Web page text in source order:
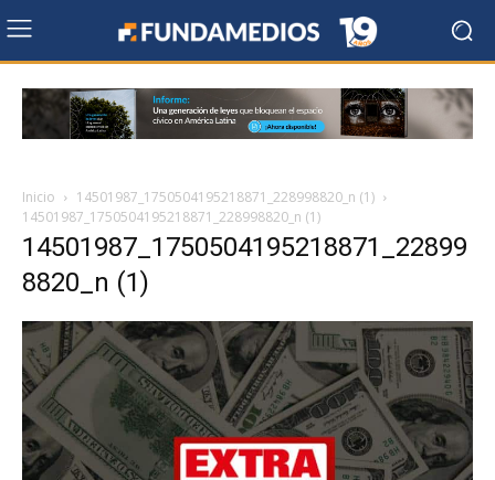
Inicio
14501987_1750504195218871_228998820_n (1)
14501987_1750504195218871_228998820_n (1)
14501987_1750504195218871_22899
8820_n (1)